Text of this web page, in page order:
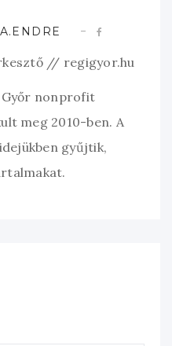
// regigyor.hu
Győr nonprofit
meg 2010-ben. A
gyűjtik,